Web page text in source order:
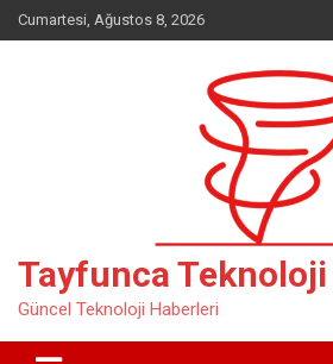
Skip
to
Cumartesi, Ağustos 8, 2026
Tayfunca Teknoloji
Güncel Teknoloji Haberleri